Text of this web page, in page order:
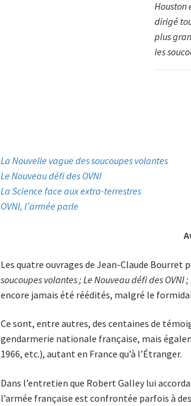
Houston
dirigé
plus
les
La Nouvelle vague des soucoupes volantes
Le Nouveau défi des OVNI
La Science face aux extra-terrestres
OVNI, l’armée parle
Les quatre ouvrages de Jean-Claude Bourret
soucoupes volantes ; Le Nouveau défi des
encore jamais été réédités, malgré le
Ce sont, entre autres, des centaines de
gendarmerie nationale française, mais
1966, etc.), autant en France qu’à l’Étranger.
Dans l’entretien que Robert Galley lui
l’armée française est confrontée parfois à